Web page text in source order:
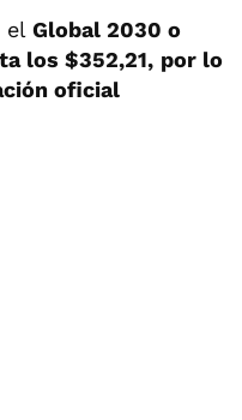
el Global 2030 o
los $352,21, por lo
oficial